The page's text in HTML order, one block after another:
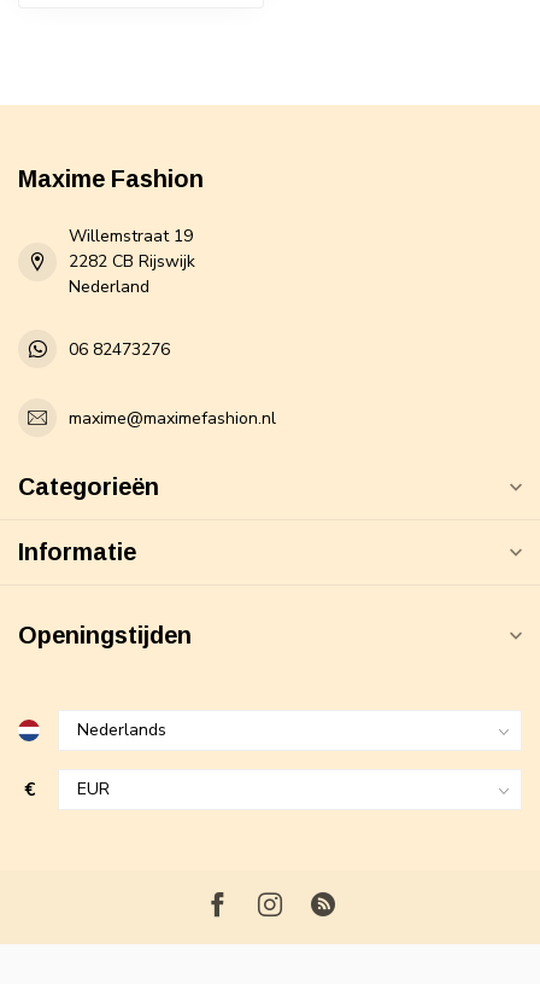
Maxime Fashion
Willemstraat 19
2282 CB Rijswijk
Nederland
06 82473276
maxime@maximefashion.nl
Categorieën
Informatie
Openingstijden
€